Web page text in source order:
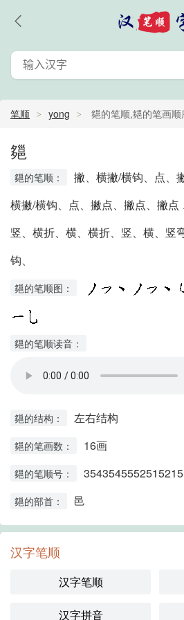
笔顺 yong 郺的笔顺,郺的笔画顺
郺
郺的笔顺：
撇、横撇/横钩、点、撇
横撇/横钩、点、撇点、撇点、撇点
竖、横折、横、横折、竖、横、竖
钩、
郺的笔顺图：
郺的笔顺读音：
郺的结构： 左右结构
郺的笔画数： 16画
郺的笔顺号： 3543545552515215
郺的部首： 邑
汉字笔顺
汉字笔顺
汉字拼音